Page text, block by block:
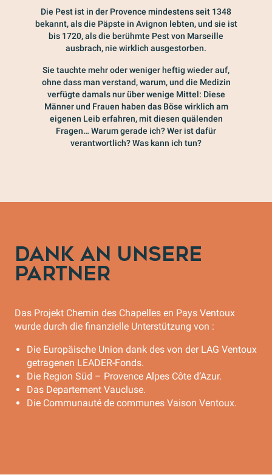
Die Pest ist in der Provence mindestens seit 1348
bekannt, als die Päpste in Avignon lebten, und sie ist
bis 1720, als die berühmte Pest von Marseille
ausbrach, nie wirklich ausgestorben.
Sie tauchte mehr oder weniger heftig wieder auf,
ohne dass man verstand, warum, und die Medizin
verfügte damals nur über wenige Mittel: Diese
Männer und Frauen haben das Böse wirklich am
eigenen Leib erfahren, mit diesen quälenden
Fragen… Warum gerade ich? Wer ist dafür
verantwortlich? Was kann ich tun?
DANK AN UNSERE
PARTNER
Das Projekt Chemin des Chapelles en Pays Ventoux
wurde durch die finanzielle Unterstützung von :
Die Europäische Union dank des von der LAG Ventoux
getragenen LEADER-Fonds.
Die Region Süd – Provence Alpes Côte d’Azur.
Das Departement Vaucluse.
Die Communauté de communes Vaison Ventoux.